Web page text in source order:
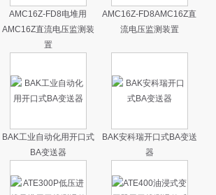
AMC16Z-FD8电堆用
AMC16Z直流电压监测装
置
AMC16Z-FD8AMC16Z直
流电压监测装置
BAK工业自动化用开口式
BA变送器
BAK安科瑞开口式BA变送
器